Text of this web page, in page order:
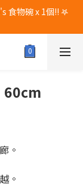
擊火速搶購
食物碗 x 1個!! 𖤐
擊火速搶購
60cm
。
。